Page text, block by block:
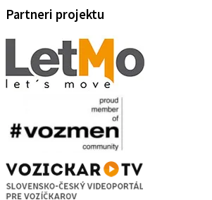
Partneri projektu